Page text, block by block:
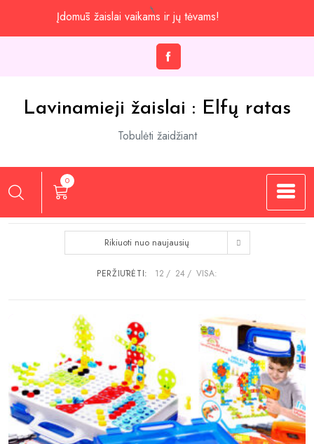
Įdomūs žaislai vaikams ir jų tėvams!
Lavinamieji žaislai : Elfų ratas
Tobulėti žaidžiant
0
Rikiuoti nuo naujausių
PERŽIŪRĖTI: 12 24 VISA: